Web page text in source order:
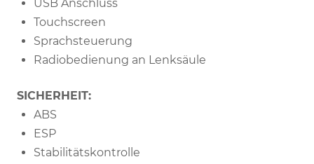
USB Anschluss
Touchscreen
Sprachsteuerung
Radiobedienung an Lenksäule
SICHERHEIT:
ABS
ESP
Stabilitätskontrolle